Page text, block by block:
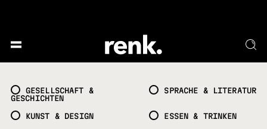
GESELLSCHAFT &
GESCHICHTEN
KUNST & DESIGN
SPRACHE & LITERATUR
ESSEN & TRINKEN